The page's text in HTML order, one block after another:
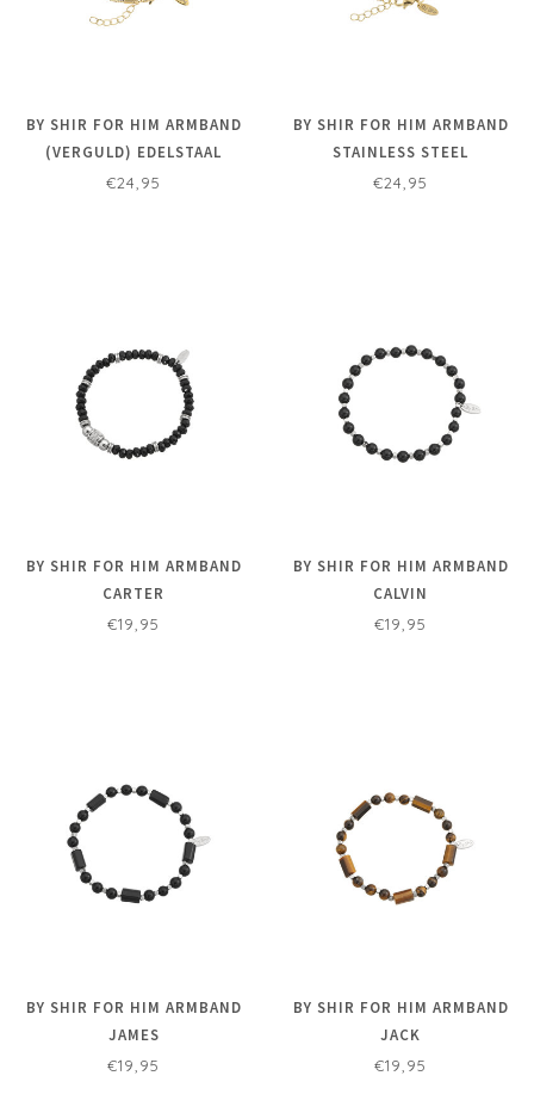
BY SHIR FOR HIM ARMBAND
(VERGULD) EDELSTAAL
VERSTELBAAR 2MM
€24,95
BY SHIR FOR HIM ARMBAND
STAINLESS STEEL
VERSTELBAAR 3MM
€24,95
BY SHIR FOR HIM ARMBAND
CARTER
€19,95
BY SHIR FOR HIM ARMBAND
CALVIN
€19,95
BY SHIR FOR HIM ARMBAND
JAMES
€19,95
BY SHIR FOR HIM ARMBAND
JACK
€19,95